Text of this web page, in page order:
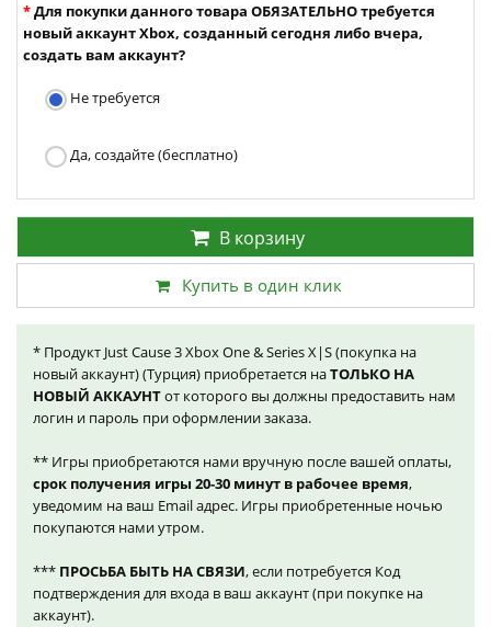
Для покупки данного товара ОБЯЗАТЕЛЬНО требуется
новый аккаунт Xbox, созданный сегодня либо вчера,
создать вам аккаунт?
Не требуется
Да, создайте (бесплатно)
В корзину
Купить в один клик
* Продукт Just Cause 3 Xbox One & Series X|S (покупка на
новый аккаунт) (Турция) приобретается наТОЛЬКО НА
НОВЫЙ АККАУНТот которого вы должны предоставить нам
логин и пароль при оформлении заказа.
** Игры приобретаются нами вручную после вашей оплаты,
срок получения игры 20-30 минут в рабочее время,
уведомим на ваш Email адрес. Игры приобретенные ночью
покупаются нами утром.
*** ПРОСЬБА БЫТЬ НА СВЯЗИ, если потребуется Код
подтверждения для входа в ваш аккаунт (при покупке на
аккаунт).